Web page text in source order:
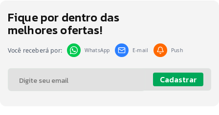
Fique por dentro das
melhores ofertas!
Você receberá por: WhatsApp E-mail Push
Cadastrar